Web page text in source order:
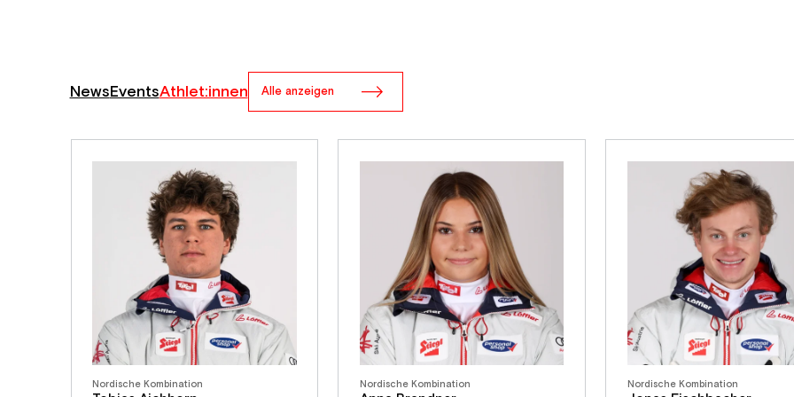
NewsEventsAthlet:innen Alle anzeigen
Nordische Kombination Nordische Kombination Nordische Kombination